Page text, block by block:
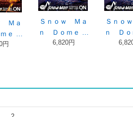
ｗ Ｍａ
ｍｅ …
円
オドロウゼ！／
ＢＡＮＧ！！ …
ＢＡ
ＳＡ